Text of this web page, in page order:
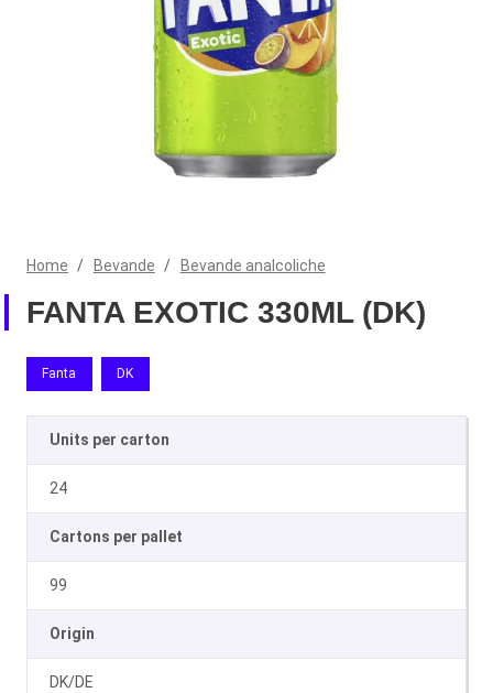
Home / Bevande / Bevande analcoliche
FANTA EXOTIC 330ML (DK)
Fanta DK
Units per carton
24
Cartons per pallet
99
Origin
DK/DE